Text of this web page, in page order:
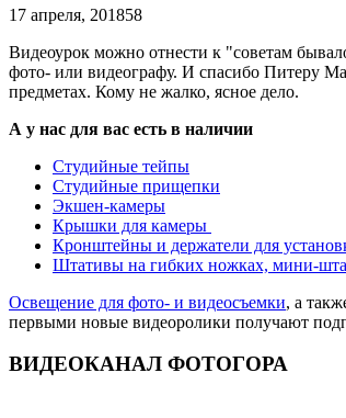
17 апреля, 201858
Видеоурок можно отнести к "советам
фото- или видеографу. И спасибо Питеру
предметах. Кому не жалко, ясное дело.
А у нас для вас есть в наличии
Студийные тейпы
Студийные прищепки
Экшен-камеры
Крышки для камеры
Кронштейны и держатели для
Штативы на гибких ножках, мини-
Освещение для фото- и видеосъемки, а
первыми новые видеоролики получают
ВИДЕОКАНАЛ ФОТОГОРА